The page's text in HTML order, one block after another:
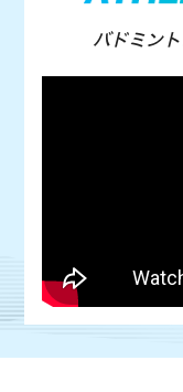
バドミン